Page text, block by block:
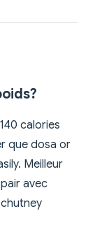
calories
que dosa or
Meilleur
avec